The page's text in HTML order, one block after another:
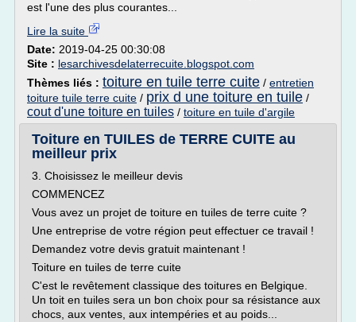
est l'une des plus courantes...
Lire la suite
Date: 2019-04-25 00:30:08
Site : lesarchivesdelaterrecuite.blogspot.com
Thèmes liés : toiture en tuile terre cuite / entretien
toiture tuile terre cuite / prix d une toiture en tuile /
cout d'une toiture en tuiles / toiture en tuile d'argile
Toiture en TUILES de TERRE CUITE au
meilleur prix
3. Choisissez le meilleur devis
COMMENCEZ
Vous avez un projet de toiture en tuiles de terre cuite ?
Une entreprise de votre région peut effectuer ce travail !
Demandez votre devis gratuit maintenant !
Toiture en tuiles de terre cuite
C'est le revêtement classique des toitures en Belgique.
Un toit en tuiles sera un bon choix pour sa résistance aux
chocs, aux ventes, aux intempéries et au poids...